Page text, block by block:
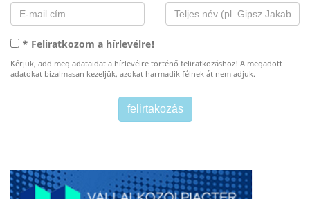
* Feliratkozom a hírlevélre!
Kérjük, add meg adataidat a hírlevélre történő feliratkozáshoz! A megadott
adatokat bizalmasan kezeljük, azokat harmadik félnek át nem adjuk.